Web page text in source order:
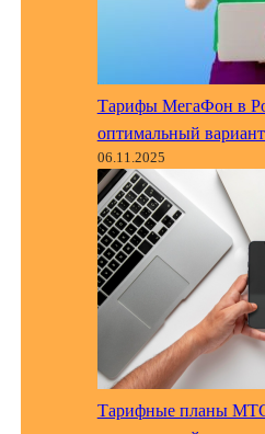
Тарифы МегаФон в
оптимальный
06.11.2025
Тарифные планы